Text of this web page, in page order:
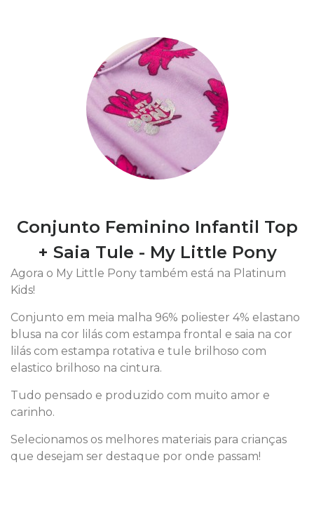
Conjunto Feminino Infantil Top
+ Saia Tule - My Little Pony
Agora o My Little Pony também está na Platinum
Kids!
Conjunto em meia malha 96% poliester 4% elastano
blusa na cor lilás com estampa frontal e saia na cor
lilás com estampa rotativa e tule brilhoso com
elastico brilhoso na cintura.
Tudo pensado e produzido com muito amor e
carinho.
Selecionamos os melhores materiais para crianças
que desejam ser destaque por onde passam!